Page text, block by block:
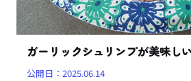
ガーリックシュリンプが美味し
公開日：2025.06.14